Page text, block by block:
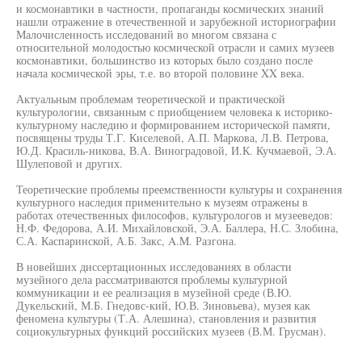
и космонавтики в частности, пропаганды космических знаний
нашли отражение в отечественной и зарубежной историографии
Малочисленность исследований во многом связана с
относительной молодостью космической отрасли и самих музеев
космонавтики, большинство из которых было создано после
начала космической эры, т.е. во второй половине XX века.
Актуальным проблемам теоретической и практической
культурологии, связанным с приобщением человека к историко-
культурному наследию и формированием исторической памяти,
посвящены труды Т.Г. Киселевой, А.П. Маркова, Л.В. Петрова,
Ю.Д. Красиль-никова, В.А. Виноградовой, И.К. Кучмаевой, Э.А.
Шулеповой и других.
Теоретические проблемы преемственности культуры и сохранения
культурного наследия применительно к музеям отражены в
работах отечественных философов, культурологов и музееведов:
Н.Ф. Федорова, А.И. Михайловской, Э.А. Баллера, Н.С. Злобина,
С.А. Каспаринской, А.Б. Закс, A.M. Разгона.
В новейших диссертационных исследованиях в области
музейного дела рассматриваются проблемы культурной
коммуникации и ее реализация в музейной среде (В.Ю.
Дукельский, М.Б. Гнедовс-кий, Ю.В. Зиновьева), музея как
феномена культуры (Т.А. Алешина), становления и развития
социокультурных функций российских музеев (В.М. Грусман).